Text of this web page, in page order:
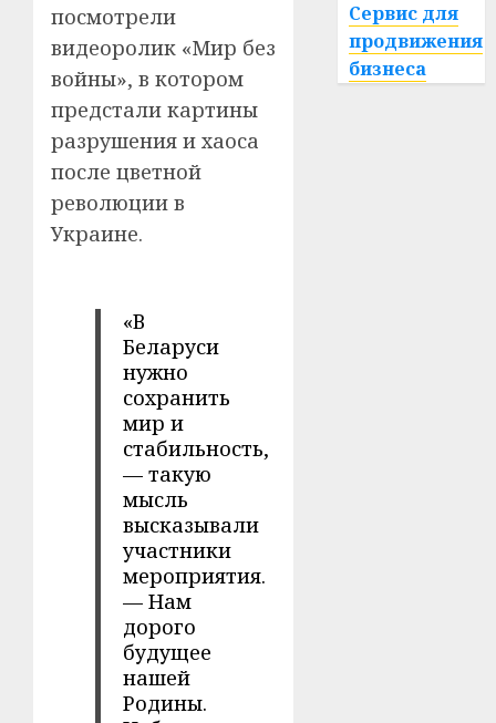
посмотрели
видеоролик «Мир без
войны», в котором
предстали картины
разрушения и хаоса
после цветной
революции в
Украине.
«В
Беларуси
нужно
сохранить
мир и
стабильность,
— такую
мысль
высказывали
участники
мероприятия.
— Нам
дорого
будущее
нашей
Родины.
Сервис для
продвижения
бизнеса